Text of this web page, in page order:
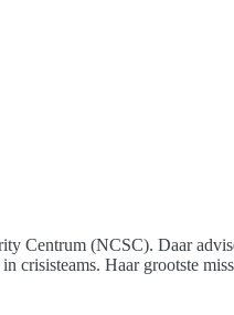
Centrum (NCSC). Daar
crisisteams. Haar grootste